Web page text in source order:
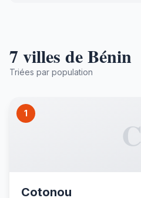
7 villes de Bénin
Triées par population
1
C
Cotonou